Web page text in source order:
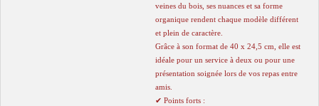
veines du bois, ses nuances et sa forme
organique rendent chaque modèle différent
et plein de caractère.
Grâce à son format de 40 x 24,5 cm, elle est
idéale pour un service à deux ou pour une
présentation soignée lors de vos repas entre
amis.
✔ Points forts :